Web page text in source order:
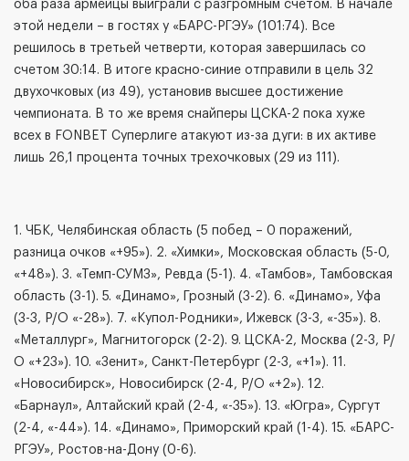
оба раза армейцы выиграли с разгромным счетом. В начале
этой недели – в гостях у «БАРС-РГЭУ» (101:74). Все
решилось в третьей четверти, которая завершилась со
счетом 30:14. В итоге красно-синие отправили в цель 32
двухочковых (из 49), установив высшее достижение
чемпионата. В то же время снайперы ЦСКА-2 пока хуже
всех в FONBET Суперлиге атакуют из-за дуги: в их активе
лишь 26,1 процента точных трехочковых (29 из 111).
1. ЧБК, Челябинская область (5 побед – 0 поражений,
разница очков «+95»). 2. «Химки», Московская область (5-0,
«+48»). 3. «Темп-СУМЗ», Ревда (5-1). 4. «Тамбов», Тамбовская
область (3-1). 5. «Динамо», Грозный (3-2). 6. «Динамо», Уфа
(3-3, Р/О «-28»). 7. «Купол-Родники», Ижевск (3-3, «-35»). 8.
«Металлург», Магнитогорск (2-2). 9. ЦСКА-2, Москва (2-3, Р/
О «+23»). 10. «Зенит», Санкт-Петербург (2-3, «+1»). 11.
«Новосибирск», Новосибирск (2-4, Р/О «+2»). 12.
«Барнаул», Алтайский край (2-4, «-35»). 13. «Югра», Сургут
(2-4, «-44»). 14. «Динамо», Приморский край (1-4). 15. «БАРС-
РГЭУ», Ростов-на-Дону (0-6).